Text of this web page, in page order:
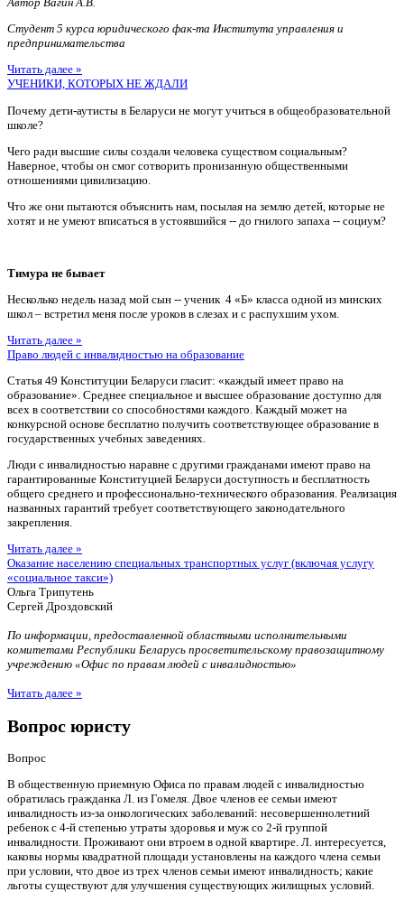
Студент 5 курса юридического фак-та Института управления и
предпринимательства
Читать далее »
УЧЕНИКИ, КОТОРЫХ НЕ ЖДАЛИ
Почему дети-аутисты в Беларуси не могут учиться в общеобразовательной
школе?
Чего ради высшие силы создали человека существом социальным?
Наверное, чтобы он смог сотворить пронизанную общественными
отношениями цивилизацию.
Что же они пытаются объяснить нам, посылая на землю детей, которые не
хотят и не умеют вписаться в устоявшийся -- до гнилого запаха -- социум?
Тимура не бывает
Несколько недель назад мой сын -- ученик 4 «Б» класса одной из минских
школ – встретил меня после уроков в слезах и с распухшим ухом.
Читать далее »
Право людей с инвалидностью на образование
Статья 49 Конституции Беларуси гласит: «каждый имеет право на
образование». Среднее специальное и высшее образование доступно для
всех в соответствии со способностями каждого. Каждый может на
конкурсной основе бесплатно получить соответствующее образование в
государственных учебных заведениях.
Люди с инвалидностью наравне с другими гражданами имеют право на
гарантированные Конституцией Беларуси доступность и бесплатность
общего среднего и профессионально-технического образования. Реализация
названных гарантий требует соответствующего законодательного
закрепления.
Читать далее »
Оказание населению специальных транспортных услуг (включая услугу
«социальное такси»)
Ольга Трипутень
Сергей Дроздовский
По информации, предоставленной областными исполнительными
комитетами Республики Беларусь просветительскому правозащитному
учреждению «Офис по правам людей с инвалидностью»
Читать далее »
Вопрос юристу
Вопрос
В общественную приемную Офиса по правам людей с инвалидностью
обратилась гражданка Л. из Гомеля. Двое членов ее семьи имеют
инвалидность из-за онкологических заболеваний: несовершеннолетний
ребенок с 4-й степенью утраты здоровья и муж со 2-й группой
инвалидности. Проживают они втроем в одной квартире. Л. интересуется,
каковы нормы квадратной площади установлены на каждого члена семьи
при условии, что двое из трех членов семьи имеют инвалидность; какие
льготы существуют для улучшения существующих жилищных условий.